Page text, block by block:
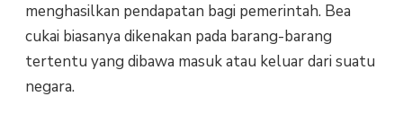
menghasilkan pendapatan bagi pemerintah. Bea
cukai biasanya dikenakan pada barang-barang
tertentu yang dibawa masuk atau keluar dari suatu
negara.